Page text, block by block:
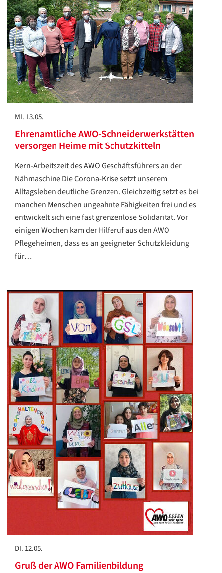
MI. 13.05.
Ehrenamtliche AWO-Schneiderwerkstätten
versorgen Heime mit Schutzkitteln
Kern-Arbeitszeit des AWO Geschäftsführers an der
Nähmaschine Die Corona-Krise setzt unserem
Alltagsleben deutliche Grenzen. Gleichzeitig setzt es bei
manchen Menschen ungeahnte Fähigkeiten frei und es
entwickelt sich eine fast grenzenlose Solidarität. Vor
einigen Wochen kam der Hilferuf aus den AWO
Pflegeheimen, dass es an geeigneter Schutzkleidung
für…
DI. 12.05.
Gruß der AWO Familienbildung